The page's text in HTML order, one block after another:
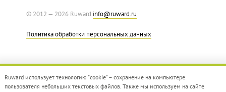
© 2012 — 2026 Ruward info@ruward.ru
Политика обработки персональных данных
Ruward использует технологию "cookie" – сохранение на компьютере
пользователя небольших текстовых файлов. Также мы используем на сайте